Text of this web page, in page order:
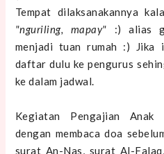
Tempat dilaksanakannya
"nguriling, mapay" :) alias
menjadi tuan rumah :) Jika
daftar dulu ke pengurus
ke dalam jadwal.
Kegiatan Pengajian Anak
dengan membaca doa
surat An-Nas, surat Al-